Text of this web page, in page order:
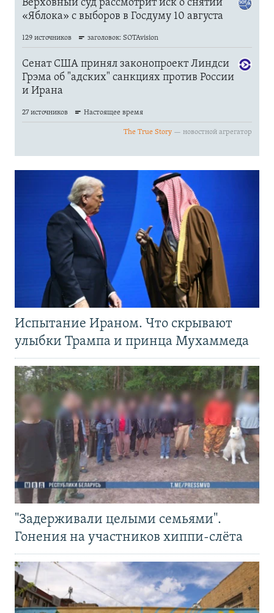
Испытание Ираном. Что скрывают
улыбки Трампа и принца Мухаммеда
"Задерживали целыми семьями".
Гонения на участников хиппи-слёта